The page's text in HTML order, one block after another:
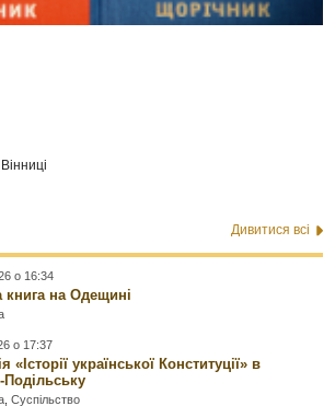
Дивитися всі
о 16:34
книга на Одещині
о 17:37
«Історії української Конституції» в
,Суспільство